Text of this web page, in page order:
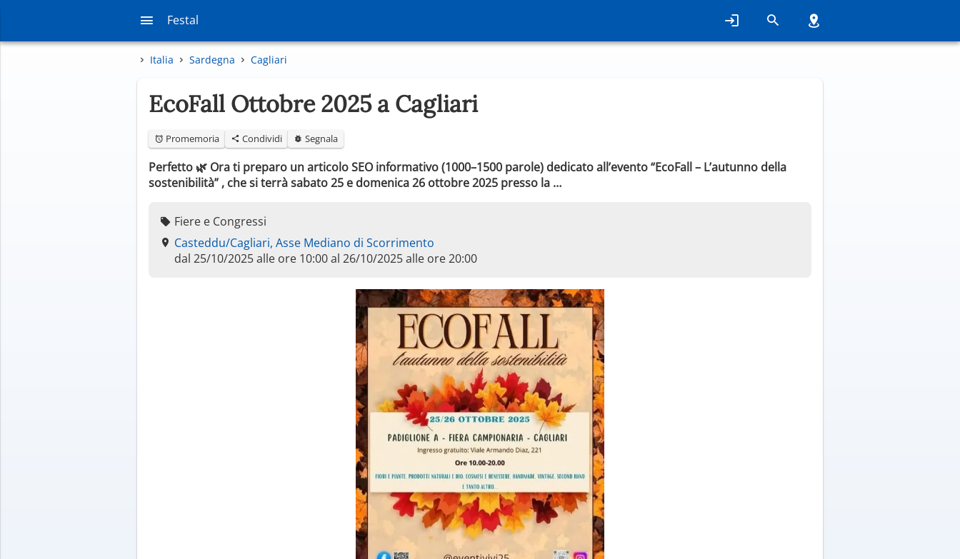
Festal
Italia Sardegna Cagliari
EcoFall Ottobre 2025 a Cagliari
Promemoria Condividi Segnala
Perfetto 🌿 Ora ti preparo un articolo SEO informativo (1000–1500 parole) dedicato all’evento “EcoFall – L’autunno della
sostenibilità” , che si terrà sabato 25 e domenica 26 ottobre 2025 presso la …
Fiere e Congressi
Casteddu/Cagliari, Asse Mediano di Scorrimento
dal 25/10/2025 alle ore 10:00 al 26/10/2025 alle ore 20:00